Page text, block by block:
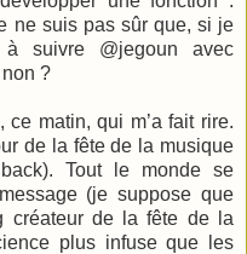
ne suis pas sûr que, si je
à suivre @jegoun avec
?
, ce matin, qui m’a fait rire.
de la fête de la musique
Tout le monde se
(je suppose que
créateur de la fête de la
plus infuse que les